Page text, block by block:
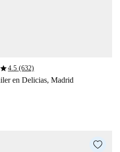
4.5 (632)
en Delicias, Madrid